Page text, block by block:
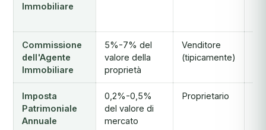
Immobiliare
Commissione
dell'Agente
Immobiliare
5%-7% del
valore della
proprietà
Venditore
(tipicamente)
Imposta
Patrimoniale
Annuale
0,2%-0,5%
del valore di
mercato
Proprietario